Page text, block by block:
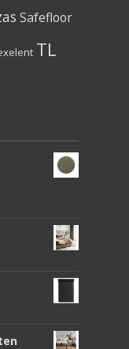
Safefloor
TL